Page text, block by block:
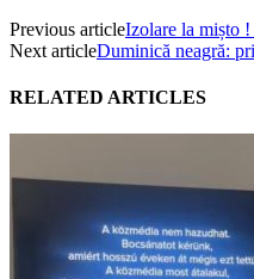
Previous articleIzolare la mișto !
Next articleDuminică neagră:
RELATED ARTICLES